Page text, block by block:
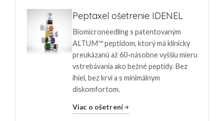
Peptaxel ošetrenie IDENEL
Biomicroneedling s patentovaným
ALTUM™ peptidom, ktorý má klinicky
preukázanú až 60-násobne vyššiu mieru
vstrebávania ako bežné peptidy. Bez
ihiel, bez krvi a s minimálnym
diskomfortom.
Viac o ošetrení